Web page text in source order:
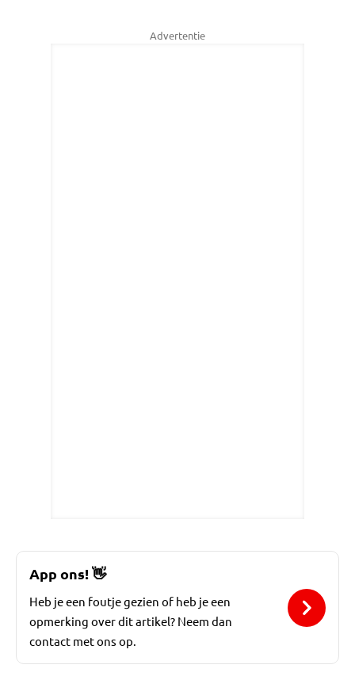
Advertentie
App ons!👋
Heb je een foutje gezien of heb je een
opmerking over dit artikel? Neem dan
contact met ons op.